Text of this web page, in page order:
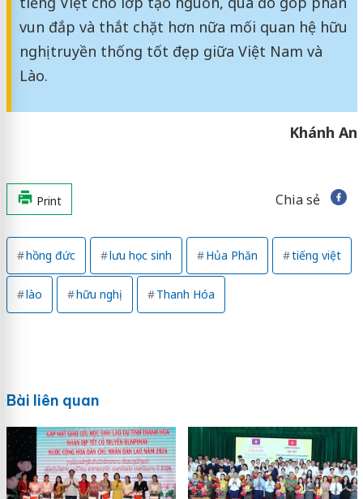
vun đắp và thắt chặt hơn nữa mối quan hệ hữu
nghị truyền thống tốt đẹp giữa Việt Nam và
Lào.
Khánh An
Print Chia sẻ
hồng đức lưu học sinh Hủa Phăn tiếng việt
lào hữu nghị Thanh Hóa
Bài liên quan